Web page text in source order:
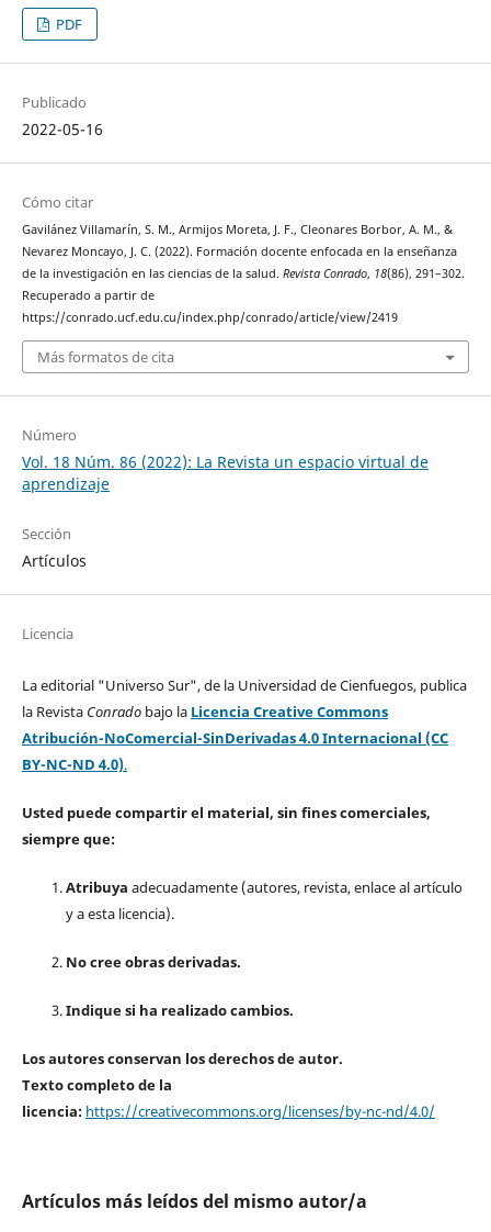
PDF
Publicado
2022-05-16
Cómo citar
Gavilánez Villamarín, S. M., Armijos Moreta, J. F., Cleonares Borbor, A. M., &
Nevarez Moncayo, J. C. (2022). Formación docente enfocada en la enseñanza
de la investigación en las ciencias de la salud. Revista Conrado, 18(86), 291–302.
Recuperado a partir de
https://conrado.ucf.edu.cu/index.php/conrado/article/view/2419
Más formatos de cita
Número
Vol. 18 Núm. 86 (2022): La Revista un espacio virtual de
aprendizaje
Sección
Artículos
Licencia
La editorial "Universo Sur", de la Universidad de Cienfuegos, publica
la Revista Conradobajo la Licencia Creative Commons
Atribución-NoComercial-SinDerivadas 4.0 Internacional (CC
BY-NC-ND 4.0).
Usted puede compartir el material, sin fines comerciales,
siempre que:
Atribuya adecuadamente (autores, revista, enlace al artículo
y a esta licencia).
No cree obras derivadas.
Indique si ha realizado cambios.
Los autores conservan los derechos de autor.
Texto completo de la
licencia: https://creativecommons.org/licenses/by-nc-nd/4.0/
Artículos más leídos del mismo autor/a